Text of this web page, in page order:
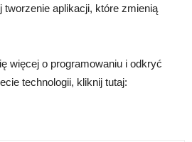
tworzenie aplikacji, które zmienią
więcej o programowaniu i odkryć
technologii, kliknij tutaj: